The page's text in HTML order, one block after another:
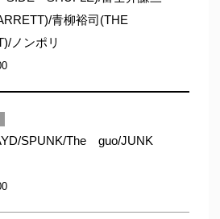
青柳裕司(THE
ノンポリ
SPUNK/The guo/JUNK